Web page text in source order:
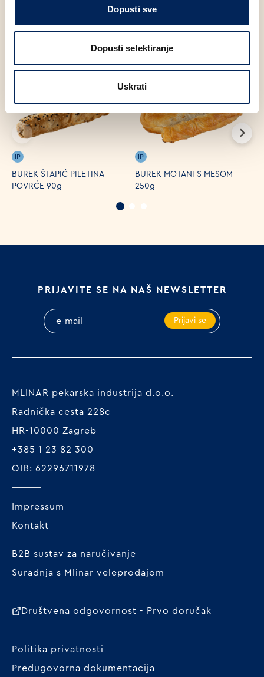
Dopusti sve
Dopusti selektiranje
Uskrati
Moglo bi Vas zanimati
BUREK ŠTAPIĆ PILETINA-
POVRĆE 90g
IP
BUREK MOTANI S MESOM
250g
IP
PRIJAVITE SE NA NAŠ NEWSLETTER
Prijavi se
MLINAR pekarska industrija d.o.o.
Radnička cesta 228c
HR-10000 Zagreb
+385 1 23 82 300
OIB: 62296711978
Impressum
Kontakt
B2B sustav za naručivanje
Suradnja s Mlinar veleprodajom
Društvena odgovornost - Prvo doručak
Politika privatnosti
Predugovorna dokumentacija